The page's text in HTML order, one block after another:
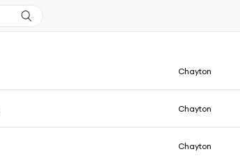
Chayton
Chayton
Chayton